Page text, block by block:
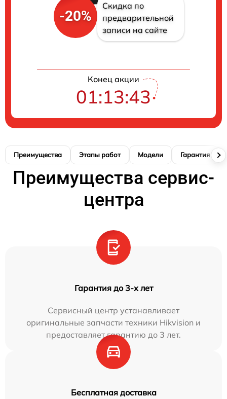
-20%
Скидка по
предварительной
записи на сайте
Конец акции
01:13:42
Преимущества Этапы работ Модели Гарантия
Преимущества сервис-
центра
Гарантия до 3-х лет
Сервисный центр устанавливает
оригинальные запчасти техники Hikvision и
предоставляет гарантию до 3 лет.
Бесплатная доставка